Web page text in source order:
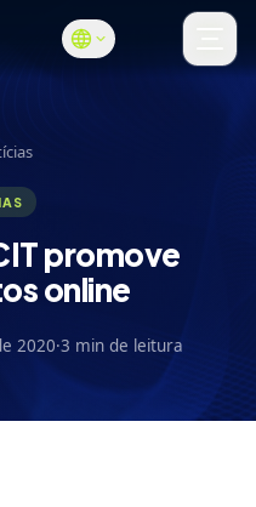
promove
online
2020·3 min de leitura